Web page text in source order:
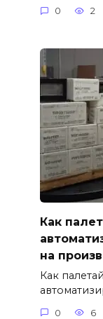
0 2
Как
на
Как
0 6